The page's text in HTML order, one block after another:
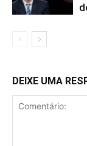
DEIXE UMA